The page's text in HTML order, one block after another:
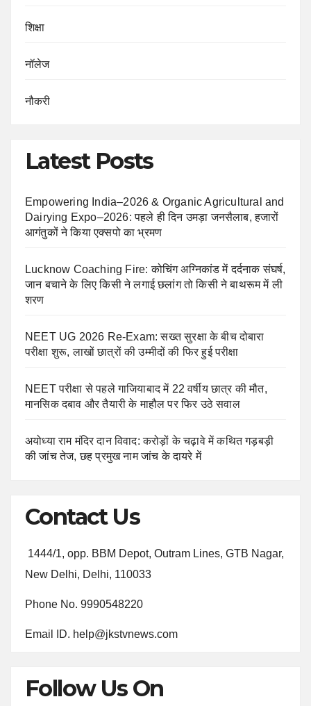
शिक्षा
नॉलेज
नौकरी
Latest Posts
Empowering India–2026 & Organic Agricultural and
Dairying Expo–2026: पहले ही दिन उमड़ा जनसैलाब, हजारों
आगंतुकों ने किया एक्सपो का भ्रमण
Lucknow Coaching Fire: कोचिंग अग्निकांड में दर्दनाक संघर्ष,
जान बचाने के लिए किसी ने लगाई छलांग तो किसी ने बाथरूम में ली
शरण
NEET UG 2026 Re-Exam: सख्त सुरक्षा के बीच दोबारा
परीक्षा शुरू, लाखों छात्रों की उम्मीदों की फिर हुई परीक्षा
NEET परीक्षा से पहले गाजियाबाद में 22 वर्षीय छात्र की मौत,
मानसिक दबाव और तैयारी के माहौल पर फिर उठे सवाल
अयोध्या राम मंदिर दान विवाद: करोड़ों के चढ़ावे में कथित गड़बड़ी
की जांच तेज, छह प्रमुख नाम जांच के दायरे में
Contact Us
1444/1, opp. BBM Depot, Outram Lines, GTB Nagar,
New Delhi, Delhi, 110033
Phone No. 9990548220
Email ID. help@jkstvnews.com
Follow Us On